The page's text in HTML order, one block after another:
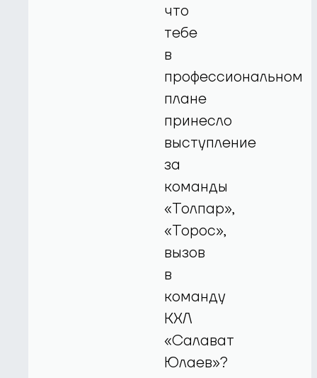
что
тебе
в
профессиональном
плане
принесло
выступление
за
команды
«Толпар»,
«Торос»,
вызов
в
команду
КХЛ
«Салават
Юлаев»?